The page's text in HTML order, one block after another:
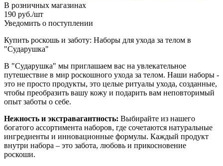
В розничных магазинах
190 руб./шт
Уведомить о поступлении
Купить роскошь и заботу: Наборы для ухода за телом в
"Сударушка"
В "Сударушка" мы приглашаем вас на увлекательное
путешествие в мир роскошного ухода за телом. Наши наборы -
это не просто продукты, это целые ритуалы ухода, созданные,
чтобы преобразить вашу кожу и подарить вам неповторимый
опыт заботы о себе.
Нежность и экстравагантность: Выбирайте из нашего
богатого ассортимента наборов, где сочетаются натуральные
ингредиенты и инновационные формулы. Каждый продукт
внутри набора – это забота, любовь и прикосновение
роскоши.